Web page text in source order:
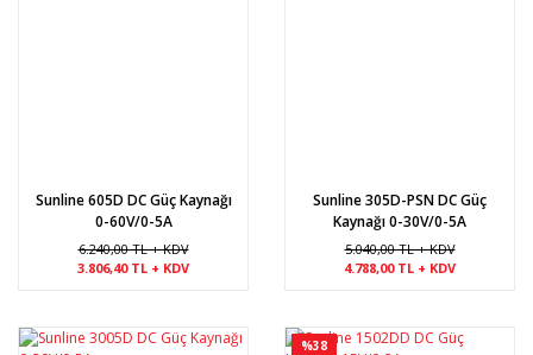
Sunline 605D DC Güç Kaynağı
0-60V/0-5A
6.240,00 TL + KDV
3.806,40 TL + KDV
Sunline 305D-PSN DC Güç
Kaynağı 0-30V/0-5A
5.040,00 TL + KDV
4.788,00 TL + KDV
%38